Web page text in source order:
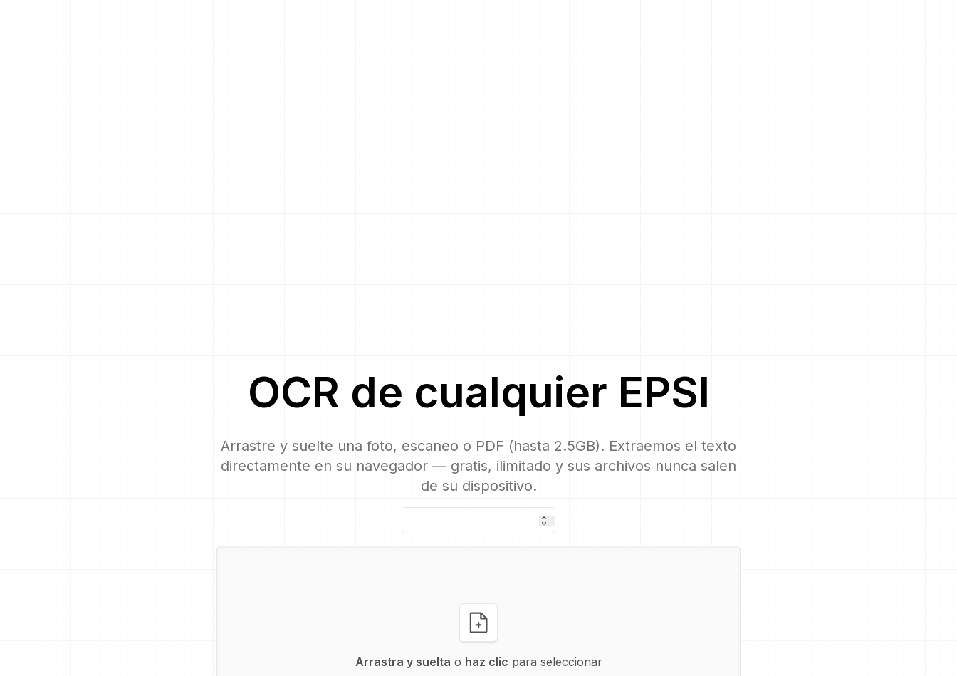
OCR de cualquier EPSI
Arrastre y suelte una foto, escaneo o PDF (hasta 2.5GB). Extraemos el texto
directamente en su navegador — gratis, ilimitado y sus archivos nunca salen
de su dispositivo.
Arrastra y suelta o haz clic para seleccionar